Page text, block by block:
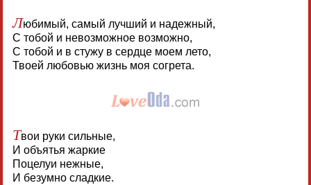
Любимый, самый лучший и надежный,
С тобой и невозможное возможно,
С тобой и в стужу в сердце моем лето,
Твоей любовью жизнь моя согрета.
Твои руки сильные,
И объятья жаркие
Поцелуи нежные,
И безумно сладкие.